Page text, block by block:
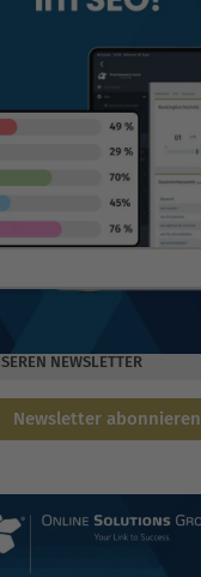
NEWSLETTER
Newsletter abonnieren